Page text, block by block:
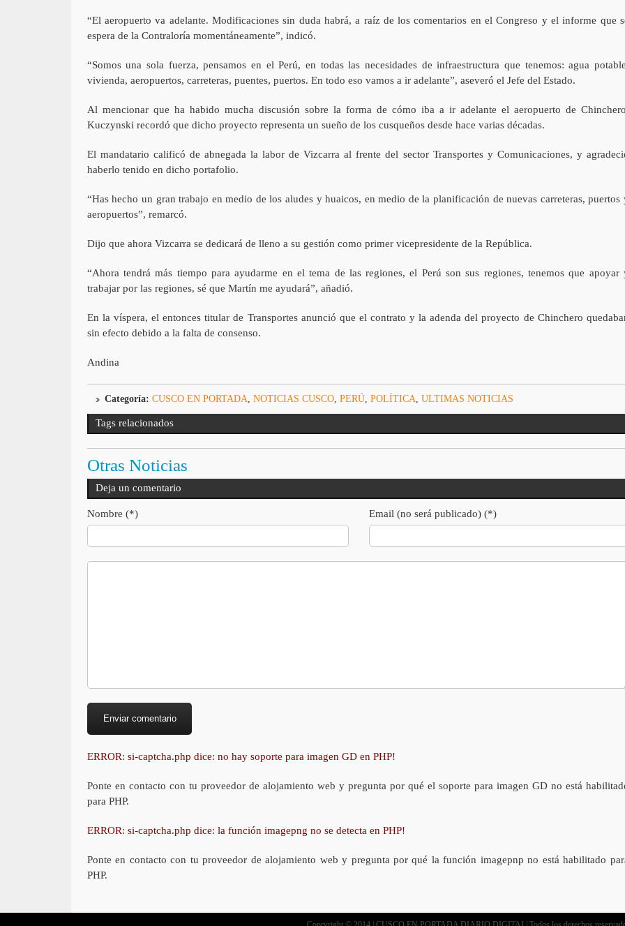
“El aeropuerto va adelante. Modificaciones sin duda habrá, a raíz de los comentarios en el Congreso y el informe que
espera de la Contraloría momentáneamente”, indicó.
“Somos una sola fuerza, pensamos en el Perú, en todas las necesidades de infraestructura que tenemos: agua
vivienda, aeropuertos, carreteras, puentes, puertos. En todo eso vamos a ir adelante”, aseveró el Jefe del Estado.
Al mencionar que ha habido mucha discusión sobre la forma de cómo iba a ir adelante el aeropuerto de
Kuczynski recordó que dicho proyecto representa un sueño de los cusqueños desde hace varias décadas.
El mandatario calificó de abnegada la labor de Vizcarra al frente del sector Transportes y Comunicaciones, y
haberlo tenido en dicho portafolio.
“Has hecho un gran trabajo en medio de los aludes y huaicos, en medio de la planificación de nuevas carreteras, puertos
aeropuertos”, remarcó.
Dijo que ahora Vizcarra se dedicará de lleno a su gestión como primer vicepresidente de la República.
“Ahora tendrá más tiempo para ayudarme en el tema de las regiones, el Perú son sus regiones, tenemos que apoyar
trabajar por las regiones, sé que Martín me ayudará”, añadió.
En la víspera, el entonces titular de Transportes anunció que el contrato y la adenda del proyecto de Chinchero
sin efecto debido a la falta de consenso.
Andina
Categoría: CUSCO EN PORTADA NOTICIAS CUSCO, PERÚ, POLÍTICA ULTIMAS NOTICIAS
Tags relacionados
Otras Noticias
Deja un comentario
Nombre (*) Email (no será publicado) (*)
ERROR: si-captcha.php dice: no hay soporte para imagen GD en PHP!
Ponte en contacto con tu proveedor de alojamiento web y pregunta por qué el soporte para imagen GD no está
para PHP.
ERROR: si-captcha.php dice: la función imagepng no se detecta en PHP!
Ponte en contacto con tu proveedor de alojamiento web y pregunta por qué la función imagepnp no está habilitado
PHP.